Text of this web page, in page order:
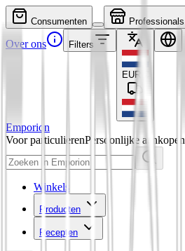
Consumenten Professionals
Over ons Filters
EUR
Emporion
Voor particulierenPersoonlijke aankopen
Winkels
Producten
Recepten